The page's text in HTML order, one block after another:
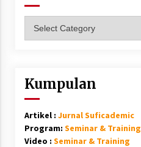
Kumpulan
Artikel : Jurnal Suficademic
Program: Seminar & Training
Video : Seminar & Training